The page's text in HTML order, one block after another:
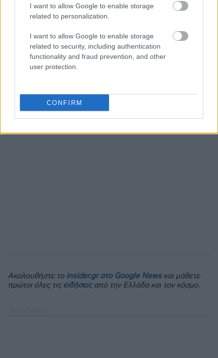
I want to allow Google to enable storage
related to personalization.
I want to allow Google to enable storage
related to security, including authentication
functionality and fraud prevention, and other
user protection.
CONFIRM
Ακολουθήστε το insider.gr στο Google Newsκαι μάθετε
πρώτοι όλες τις ειδήσειςαπό την Ελλάδα και τον κόσμο.